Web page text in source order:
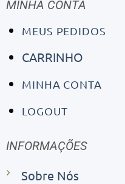
MINHA CONTA
MEUS PEDIDOS
CARRINHO
MINHA CONTA
LOGOUT
INFORMAÇÕES
Sobre Nós